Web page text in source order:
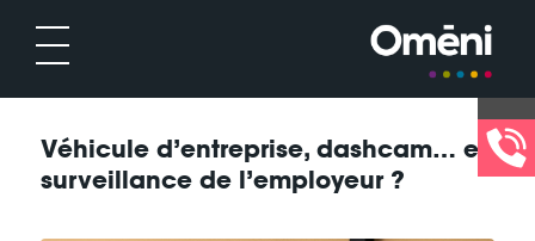
Véhicule d’entreprise, dashcam… et
surveillance de l’employeur ?